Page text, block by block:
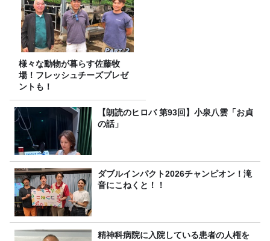
様々な動物が暮らす佐藤牧
場！フレッシュチーズプレゼ
ントも！
【朗読のヒロバ 第93回】小泉八雲「お貞
の話」
ダブルインパクト2026チャンピオン！滝
音にこねくと！！
精神科病院に入院している患者の人権を